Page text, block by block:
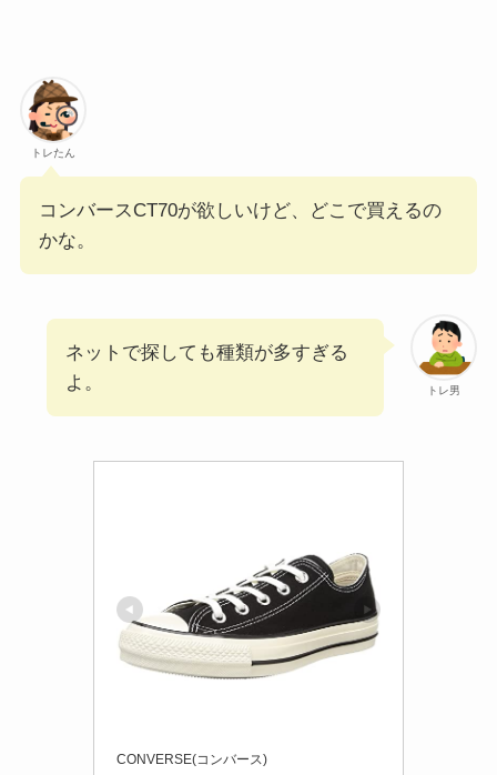
トレたん
コンバースCT70が欲しいけど、どこで買えるの
かな。
トレ男
ネットで探しても種類が多すぎる
よ。
CONVERSE(コンバース)